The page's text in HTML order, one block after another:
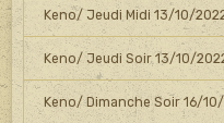
Keno/ Jeudi Midi 13/10/
Keno/ Jeudi Soir 13/10/
Keno/ Dimanche Soir 16/